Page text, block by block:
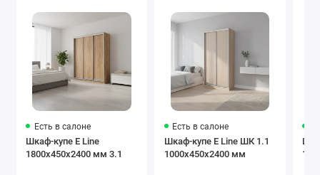
Есть в салоне
Шкаф-купе E Line
1800х450х2400 мм 3.1
Есть в салоне
Шкаф-купе E Line ШК 1.1
1000х450х2400 мм